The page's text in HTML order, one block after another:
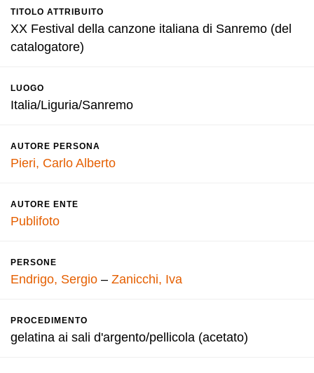
TITOLO ATTRIBUITO
XX Festival della canzone italiana di Sanremo (del
catalogatore)
LUOGO
Italia/Liguria/Sanremo
AUTORE PERSONA
Pieri, Carlo Alberto
AUTORE ENTE
Publifoto
PERSONE
Endrigo, Sergio – Zanicchi, Iva
PROCEDIMENTO
gelatina ai sali d'argento/pellicola (acetato)